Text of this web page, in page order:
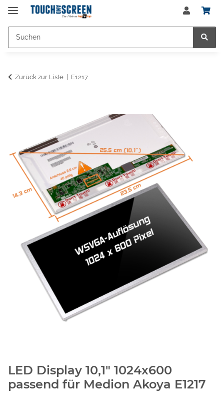
Zurück zur Liste E1217
LED Display 10,1" 1024x600
passend für Medion Akoya E1217